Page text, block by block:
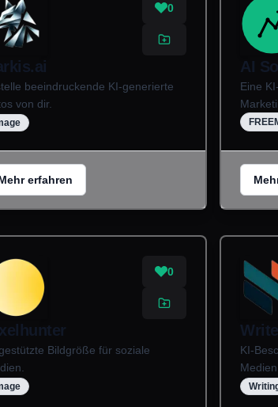
0
beeindruckende KI-generierte
von dir.
erfahren
AI
Eine
0
Bildgröße für soziale
KI-
Medien.